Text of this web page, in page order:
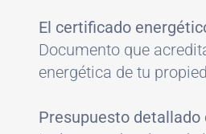
El certificado
Documento que
energética de tu
Presupuesto detallado